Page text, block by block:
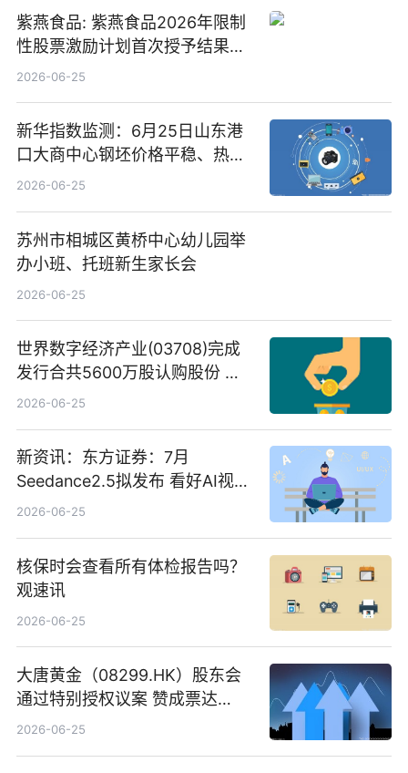
紫燕食品: 紫燕食品2026年限制
性股票激励计划首次授予结果公
告-微资讯
2026-06-25
新华指数监测：6月25日山东港
口大商中心钢坯价格平稳、热轧
C料价格微幅下跌
2026-06-25
苏州市相城区黄桥中心幼儿园举
办小班、托班新生家长会
2026-06-25
世界数字经济产业(03708)完成
发行合共5600万股认购股份 净
筹约1007万港元 独家焦点
2026-06-25
新资讯：东方证券：7月
Seedance2.5拟发布 看好AI视频
创作工作流进一步提效
2026-06-25
核保时会查看所有体检报告吗？
观速讯
2026-06-25
大唐黄金（08299.HK）股东会
通过特别授权议案 赞成票达
100%_新动态
2026-06-25